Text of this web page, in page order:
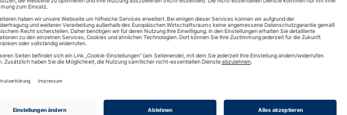
als erster Schritt Der Schlüssel zu einem erfüllenden Beruf liegt ... [
Freelancer – Seriös auftreten und mehr Aufträge erhalten
(Wed, 09 Nov 2022 11:40:46 +0000) Freiberufler sind ihr eigener Chef, müssen sich dafür aber
auch selbst um die Auftragsakquise kümmern. Dementsprechend ist ein großer Teil ihrer Arbeit
die Suche nach Kunden. Je nachdem, welche Dienstleistung ein Freelancer anbietet, können
Freelancer professionell auftreten und die Chance auf […] ... [
Was Sie bei der Jobsuche über das Arbeitszeugnis wissen sollten